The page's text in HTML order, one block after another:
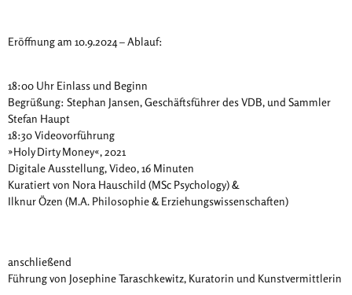
Eröffnung am 10.9.2024 – Ablauf:
18:00 Uhr Einlass und Beginn
Begrüßung: Stephan Jansen, Geschäftsführer des VDB, und Sammler
Stefan Haupt
18:30 Videovorführung
»Holy Dirty Money«, 2021
Digitale Ausstellung, Video, 16 Minuten
Kuratiert von Nora Hauschild (MSc Psychology) &
Ilknur Özen (M.A. Philosophie & Erziehungswissenschaften)
anschließend
Führung von Josephine Taraschkewitz, Kuratorin und Kunstvermittlerin